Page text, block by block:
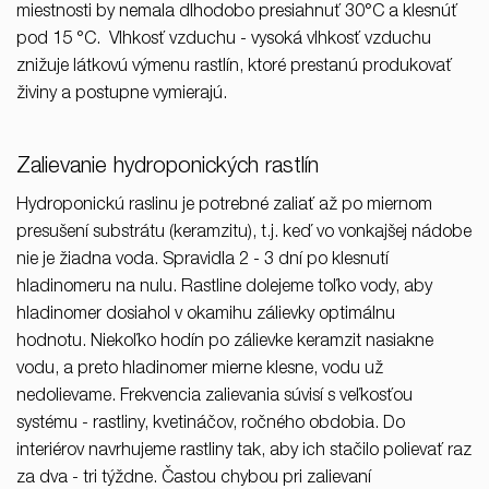
miestnosti by nemala dlhodobo presiahnuť 30°C a klesnúť
pod 15 °C. Vlhkosť vzduchu - vysoká vlhkosť vzduchu
znižuje látkovú výmenu rastlín, ktoré prestanú produkovať
živiny a postupne vymierajú.
Zalievanie hydroponických rastlín
Hydroponickú raslinu je potrebné zaliať až po miernom
presušení substrátu (keramzitu), t.j. keď vo vonkajšej nádobe
nie je žiadna voda. Spravidla 2 - 3 dní po klesnutí
hladinomeru na nulu. Rastline dolejeme toľko vody, aby
hladinomer dosiahol v okamihu zálievky optimálnu
hodnotu. Niekoľko hodín po zálievke keramzit nasiakne
vodu, a preto hladinomer mierne klesne, vodu už
nedolievame. Frekvencia zalievania súvisí s veľkosťou
systému - rastliny, kvetináčov, ročného obdobia. Do
interiérov navrhujeme rastliny tak, aby ich stačilo polievať raz
za dva - tri týždne. Častou chybou pri zalievaní